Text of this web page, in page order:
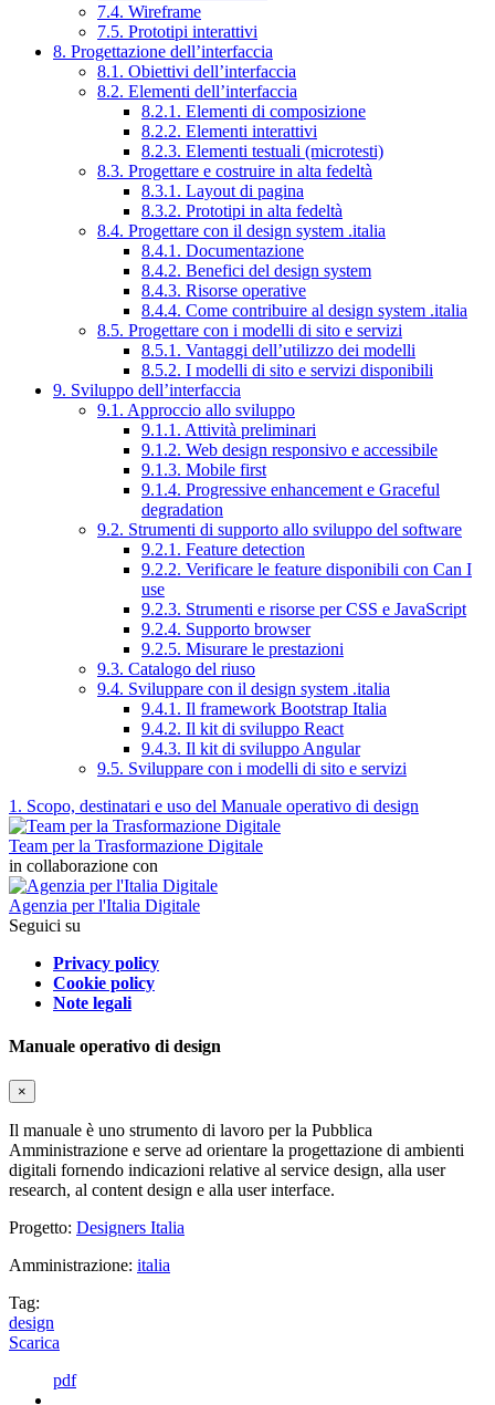
7.4. Wireframe
7.5. Prototipi interattivi
8. Progettazione dell’interfaccia
8.1. Obiettivi dell’interfaccia
8.2. Elementi dell’interfaccia
8.2.1. Elementi di composizione
8.2.2. Elementi interattivi
8.2.3. Elementi testuali (microtesti)
8.3. Progettare e costruire in alta fedeltà
8.3.1. Layout di pagina
8.3.2. Prototipi in alta fedeltà
8.4. Progettare con il design system .italia
8.4.1. Documentazione
8.4.2. Benefici del design system
8.4.3. Risorse operative
8.4.4. Come contribuire al design system .italia
8.5. Progettare con i modelli di sito e servizi
8.5.1. Vantaggi dell’utilizzo dei modelli
8.5.2. I modelli di sito e servizi disponibili
9. Sviluppo dell’interfaccia
9.1. Approccio allo sviluppo
9.1.1. Attività preliminari
9.1.2. Web design responsivo e accessibile
9.1.3. Mobile first
9.1.4. Progressive enhancement e Graceful
degradation
9.2. Strumenti di supporto allo sviluppo del software
9.2.1. Feature detection
9.2.2. Verificare le feature disponibili con Can I
use
9.2.3. Strumenti e risorse per CSS e JavaScript
9.2.4. Supporto browser
9.2.5. Misurare le prestazioni
9.3. Catalogo del riuso
9.4. Sviluppare con il design system .italia
9.4.1. Il framework Bootstrap Italia
9.4.2. Il kit di sviluppo React
9.4.3. Il kit di sviluppo Angular
9.5. Sviluppare con i modelli di sito e servizi
1. Scopo, destinatari e uso del Manuale operativo di design
Team per la Trasformazione Digitale
in collaborazione con
Agenzia per l'Italia Digitale
Seguici su
Privacy policy
Cookie policy
Note legali
Manuale operativo di design
×
Il manuale è uno strumento di lavoro per la Pubblica
Amministrazione e serve ad orientare la progettazione di ambienti
digitali fornendo indicazioni relative al service design, alla user
research, al content design e alla user interface.
Progetto: Designers Italia
Amministrazione: italia
Tag:
design
Scarica
pdf